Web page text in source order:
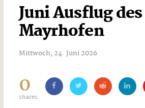
Juni Ausflug des
Mayrhofen
Mittwoch, 24. Juni 2026
0
shares